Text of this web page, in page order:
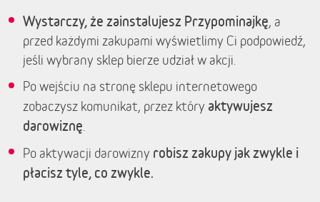
Wystarczy, że zainstalujesz Przypominajkę, a
przed każdymi zakupami wyświetlimy Ci podpowiedź,
jeśli wybrany sklep bierze udział w akcji.
Po wejściu na stronę sklepu internetowego
zobaczysz komunikat, przez który aktywujesz
darowiznę
Po aktywacji darowizny robisz zakupy jak zwykle i
płacisz tyle, co zwykle.